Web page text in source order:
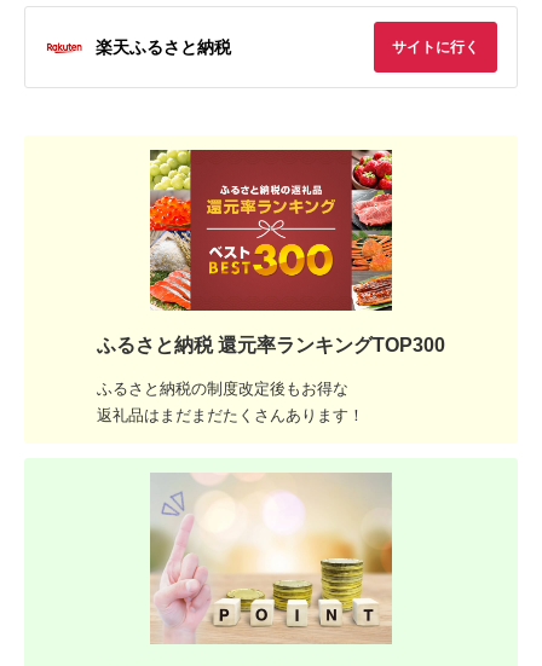
楽天ふるさと納税 サイトに行く
ふるさと納税 還元率ランキングTOP300
ふるさと納税の制度改定後もお得な
返礼品はまだまだたくさんあります！